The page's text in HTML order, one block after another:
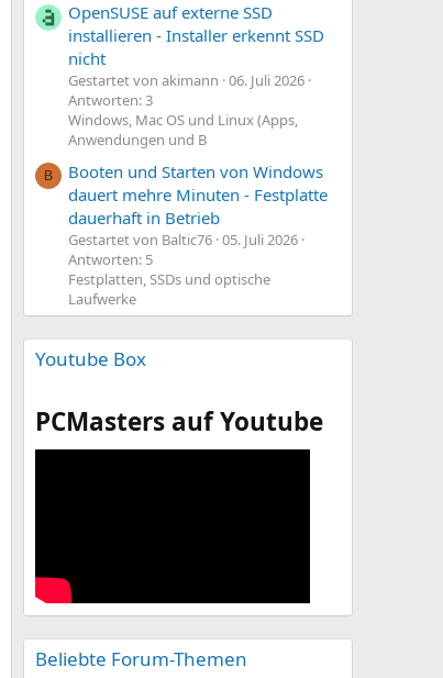
OpenSUSE auf externe SSD
installieren - Installer erkennt SSD
nicht
Gestartet von akimann 06. Juli 2026
Antworten: 3
Windows, Mac OS und Linux (Apps,
Anwendungen und B
B
Booten und Starten von Windows
dauert mehre Minuten - Festplatte
dauerhaft in Betrieb
Gestartet von Baltic76 05. Juli 2026
Antworten: 5
Festplatten, SSDs und optische
Laufwerke
Youtube Box
PCMasters auf Youtube
Beliebte Forum-Themen